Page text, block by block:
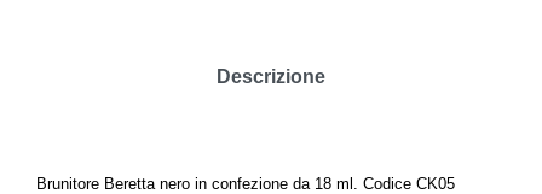
Descrizione
Brunitore Beretta nero in confezione da 18 ml. Codice CK05